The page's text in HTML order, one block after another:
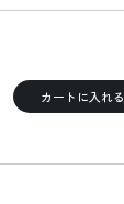
カートに入れる